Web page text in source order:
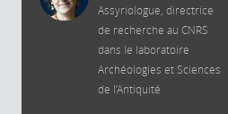
Assyriologue, directrice
de recherche au CNRS
dans le laboratoire
Archéologies et Sciences
de l’Antiquité